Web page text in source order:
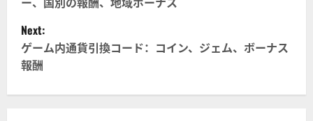
s
t
n
Next:
ゲーム内通貨引換コード：コイン、ジェム、ボーナス
報酬